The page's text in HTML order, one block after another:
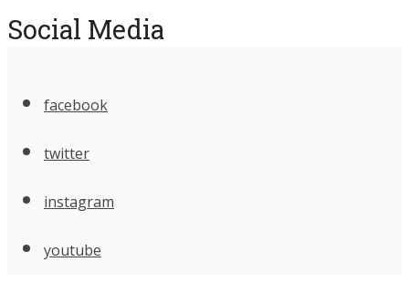
Social Media
facebook
twitter
instagram
youtube